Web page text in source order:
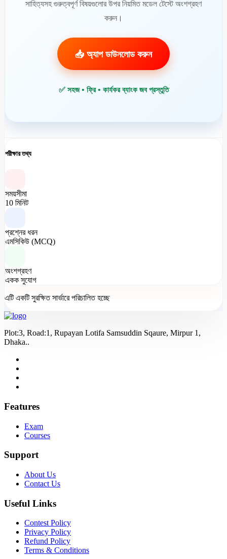
সাহিত্যসহ গুরুত্বপূর্ণ বিষয়গুলোর উপর নিয়মিত মডেল টেস্টে অংশগ্রহণ
করুন।
📥 অ্যাপ ডাউনলোড করুন
✅ সহজ • ফ্রি • কার্যকর ব্যাংক জব প্রস্তুতি
পরীক্ষার তথ্য
সময়সীমা
10 মিনিট
প্রশ্নের ধরন
এমসিকিউ (MCQ)
অংশগ্রহণ
একক সুযোগ
এটি একটি সুরক্ষিত সার্ভারে পরিচালিত হচ্ছে
Plot:3, Road:1, Rupayan Lotifa Samsuddin Sqaure, Mirpur 1,
Dhaka..
Features
Exam
Courses
Support
About Us
Contact Us
Useful Links
Contest Policy
Privacy Policy
Refund Policy
Terms & Conditions